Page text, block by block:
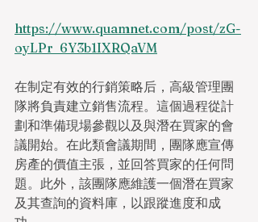
https://www.quamnet.com/post/zG-
oyLPr_6Y3b1IXRQaVM
在制定有效的行銷策略后，高級管理團
隊將負責建立銷售流程。這個過程從計
劃和準備現場參觀以及與潛在買家的會
議開始。在此類會議期間，團隊應宣傳
房產的價值主張，並回答買家的任何問
題。此外，該團隊應維護一個潛在買家
及其查詢的資料庫，以跟蹤進度和成